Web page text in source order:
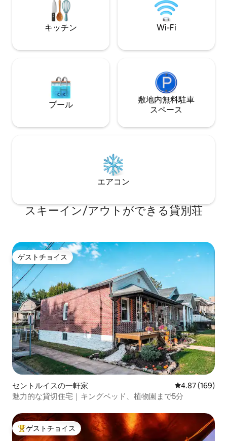
トンのダウンタウンまたはマッキニー。
あるいは、単にくつろいでリラックスし
たり、釣りを楽しんだりできます。色鮮
ましょう。
キッチン Wi-Fi
プール
敷地内無料駐⁠車
ス⁠ペ⁠ー⁠ス
エアコン
スキーイン/アウトができる貸別荘
ゲストチョイス
ゲストチョイス
セントルイスの一軒家 レビュー169
4.87 (169)
魅力的な貸切住宅｜キングベッド、植物園まで5分
大好評のゲストチョイスです。
ゲストチョイス